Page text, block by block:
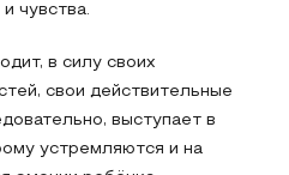
чувства.
в силу своих
свои действительные
выступает в
устремляются и на